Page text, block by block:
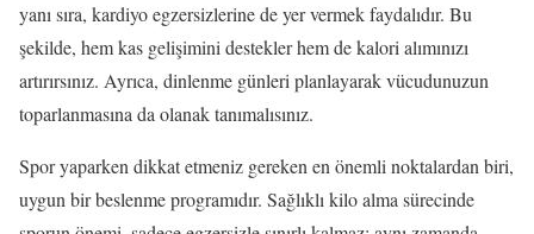
yanı sıra, kardiyo egzersizlerine de yer vermek faydalıdır. Bu
şekilde, hem kas gelişimini destekler hem de kalori alımınızı
artırırsınız. Ayrıca, dinlenme günleri planlayarak vücudunuzun
toparlanmasına da olanak tanımalısınız.
Spor yaparken dikkat etmeniz gereken en önemli noktalardan biri,
uygun bir beslenme programıdır. Sağlıklı kilo alma sürecinde